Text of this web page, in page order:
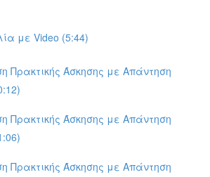
με Video (5:44)
Πρακτικής Άσκησης με Απάντηση
Πρακτικής Άσκησης με Απάντηση
Πρακτικής Άσκησης με Απάντηση